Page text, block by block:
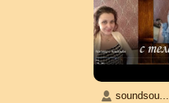
soundsou...